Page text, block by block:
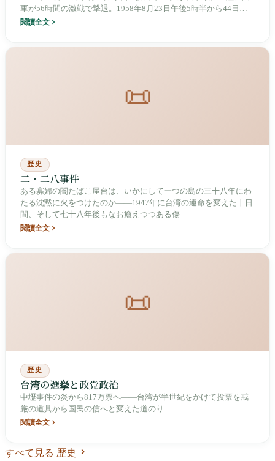
軍が56時間の激戦で撃退。1958年8月23日午後5時半から44日
間、47万4,910発の砲弾が151平方キロの島に降り注ぎ、その後
閱讀全文
📜
歴史
二・二八事件
ある寡婦の闇たばこ屋台は、いかにして一つの島の三十八年にわ
たる沈黙に火をつけたのか――1947年に台湾の運命を変えた十日
間、そして七十八年後もなお癒えつつある傷
閱讀全文
📜
歴史
台湾の選挙と政党政治
中壢事件の炎から817万票へ――台湾が半世紀をかけて投票を戒
厳の道具から国民の信へと変えた道のり
閱讀全文
すべて見る 歴史